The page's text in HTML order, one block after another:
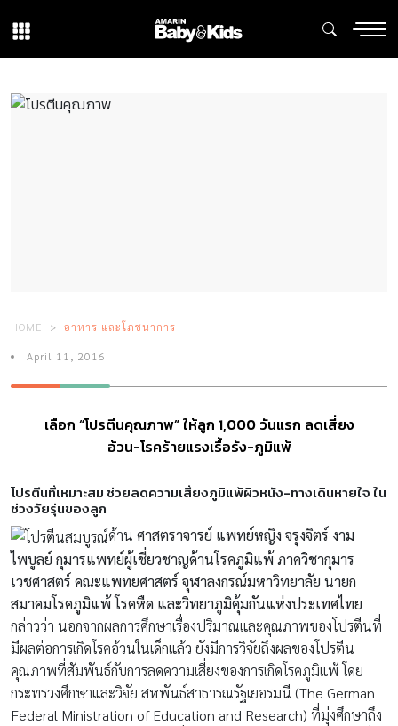
HOME อาหาร และโภชนาการ
April 11, 2016
เลือก “โปรตีนคุณภาพ” ให้ลูก 1,000 วันแรก ลดเสี่ยง
อ้วน-โรคร้ายแรงเรื้อรัง-ภูมิแพ้
โปรตีนที่เหมาะสม ช่วยลดความเสี่ยงภูมิแพ้ผิวหนัง-ทางเดินหายใจ ใน
ช่วงวัยรุ่นของลูก
ด้าน ศาสตราจารย์ แพทย์หญิง จรุงจิตร์ งาม
ไพบูลย์ กุมารแพทย์ผู้เชี่ยวชาญด้านโรคภูมิแพ้ ภาควิชากุมาร
เวชศาสตร์ คณะแพทยศาสตร์ จุฬาลงกรณ์มหาวิทยาลัย นายก
สมาคมโรคภูมิแพ้ โรคหืด และวิทยาภูมิคุ้มกันแห่งประเทศไทย
กล่าวว่า นอกจากผลการศึกษาเรื่องปริมาณและคุณภาพของโปรตีนที่
มีผลต่อการเกิดโรคอ้วนในเด็กแล้ว ยังมีการวิจัยถึงผลของโปรตีน
คุณภาพที่สัมพันธ์กับการลดความเสี่ยงของการเกิดโรคภูมิแพ้ โดย
กระทรวงศึกษาและวิจัย สหพันธ์สาธารณรัฐเยอรมนี (The German
Federal Ministration of Education and Research) ที่มุ่งศึกษาถึง